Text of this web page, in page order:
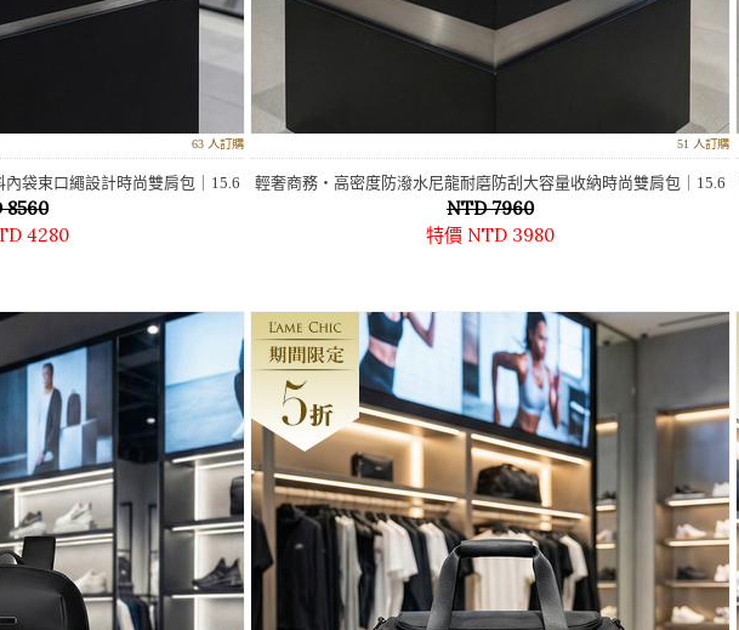
63 人訂購
袋束口繩設計時尚雙肩包｜15.6
腦包
8560
4280
51 人訂購
輕奢商務‧高密度防潑水尼龍耐磨防刮大容量收納時尚雙肩包｜15.6
吋電腦包
NTD 7960
特價 NTD 3980